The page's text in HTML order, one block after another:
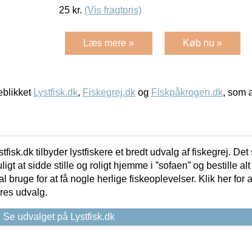
25 kr. (Vis fragtpris)
Læs mere » Køb nu »
Lystfisk.dk, Fiskegrej.dk og Fiskpåkrogen.dk, som
tilbyder lystfiskere et bredt udvalg af fiskegrej.
at sidde stille og roligt hjemme i ”sofaen” og bestille alt
bruge for at få nogle herlige fiskeoplevelser. Klik her for
udvalg.
Se udvalget på Lystfisk.dk